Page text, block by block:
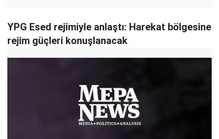
YPG Esed rejimiyle anlaştı: Harekat bölgesine
rejim güçleri konuşlanacak